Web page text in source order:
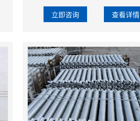
立即咨询 查看详情